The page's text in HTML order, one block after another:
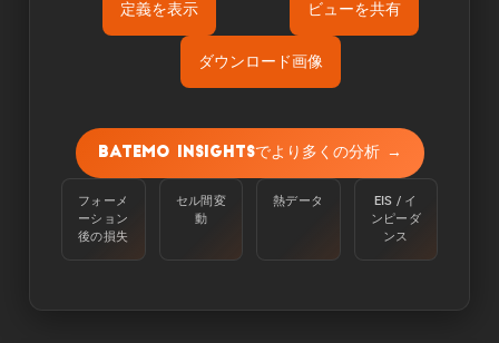
定義を表示 ビューを共有
ダウンロード画像
容量は、周囲温度25℃で、100%から定電流
C/10で下限電圧に達するまで放電させて測定す
る。
Òé¿ÒâìÒâ½Òé«Òâ╝:
エネルギーは、周囲温度25℃のセルを100％か
せることで測定される。
Batemo Insightsでより多くの分析 →
フォーメ
ーション
後の損失
セル間変
動
熱データ
EIS / イ
ンピーダ
ンス